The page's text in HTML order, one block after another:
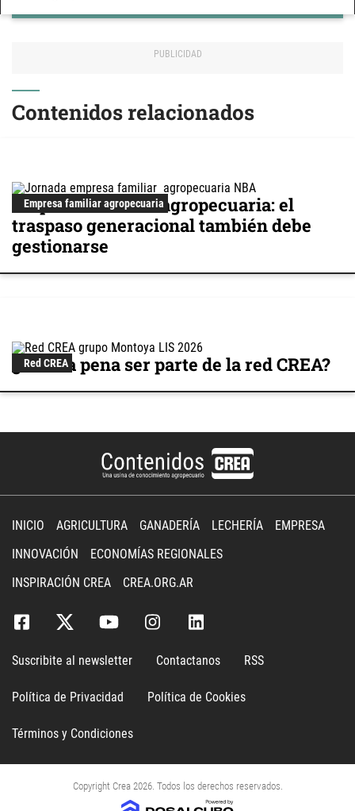
Contenidos relacionados
Empresa familiar agropecuaria
Empresa familiar agropecuaria: el
traspaso generacional también debe
gestionarse
Red CREA
¿Vale la pena ser parte de la red CREA?
INICIO AGRICULTURA GANADERÍA LECHERÍA
EMPRESA
INNOVACIÓN
ECONOMÍAS REGIONALES
INSPIRACIÓN CREA
CREA.ORG.AR
Suscribite al newsletter Contactanos RSS
Política de Privacidad Política de Cookies
Términos y Condiciones
Copyright Crea 2026. Todos los derechos reservados.